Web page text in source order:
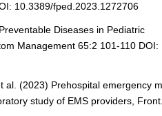
10.3389/fped.2023.1272706
Diseases in Pediatric
Management 65:2 101-110 DOI:
al. (2023) Prehospital emergency
study of EMS providers, Front.